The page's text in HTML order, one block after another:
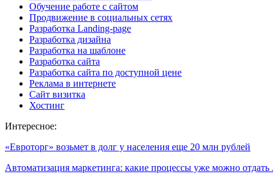
Обучение работе с сайтом
Продвижение в социальных сетях
Разработка Landing-page
Разработка дизайна
Разработка на шаблоне
Разработка сайта
Разработка сайта по доступной цене
Реклама в интернете
Сайт визитка
Хостинг
Интересное:
«Евроторг» возьмет в долг у населения еще 20 млн рублей
Автоматизация маркетинга: какие процессы уже можно